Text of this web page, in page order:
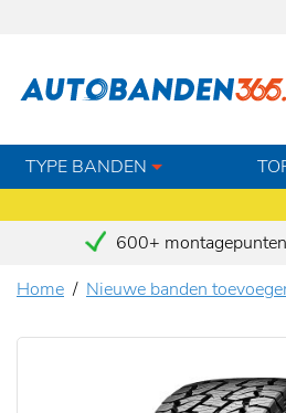
TYPE BANDEN
600+ montagepunten
Home
Nieuwe banden